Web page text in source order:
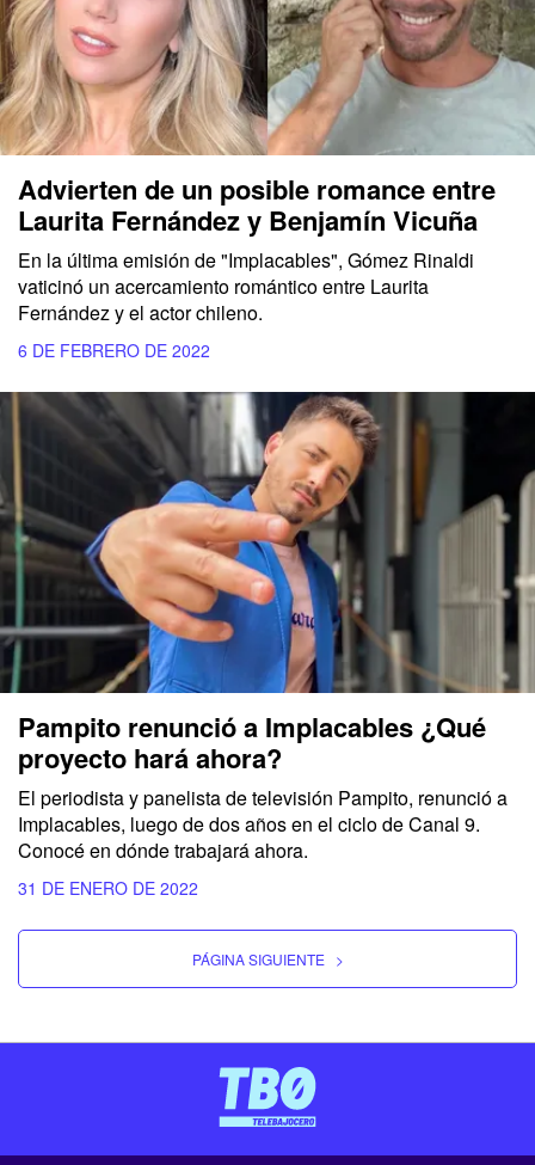
Advierten de un posible romance entre
Laurita Fernández y Benjamín Vicuña
En la última emisión de "Implacables", Gómez Rinaldi
vaticinó un acercamiento romántico entre Laurita
Fernández y el actor chileno.
6 DE FEBRERO DE 2022
Pampito renunció a Implacables ¿Qué
proyecto hará ahora?
El periodista y panelista de televisión Pampito, renunció a
Implacables, luego de dos años en el ciclo de Canal 9.
Conocé en dónde trabajará ahora.
31 DE ENERO DE 2022
PÁGINA SIGUIENTE >